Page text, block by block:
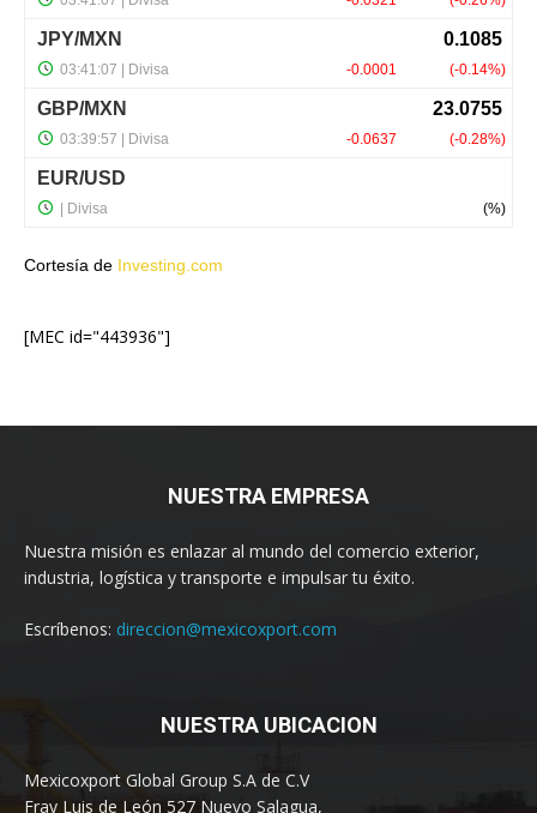
Cortesía de Investing.com
[MEC id="443936"]
NUESTRA EMPRESA
Nuestra misión es enlazar al mundo del comercio exterior,
industria, logística y transporte e impulsar tu éxito.
Escríbenos: direccion@mexicoxport.com
NUESTRA UBICACION
Mexicoxport Global Group S.A de C.V
Fray Luis de León 527 Nuevo Salagua,